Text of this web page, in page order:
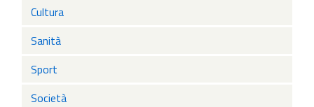
Cultura
Sanità
Sport
Società